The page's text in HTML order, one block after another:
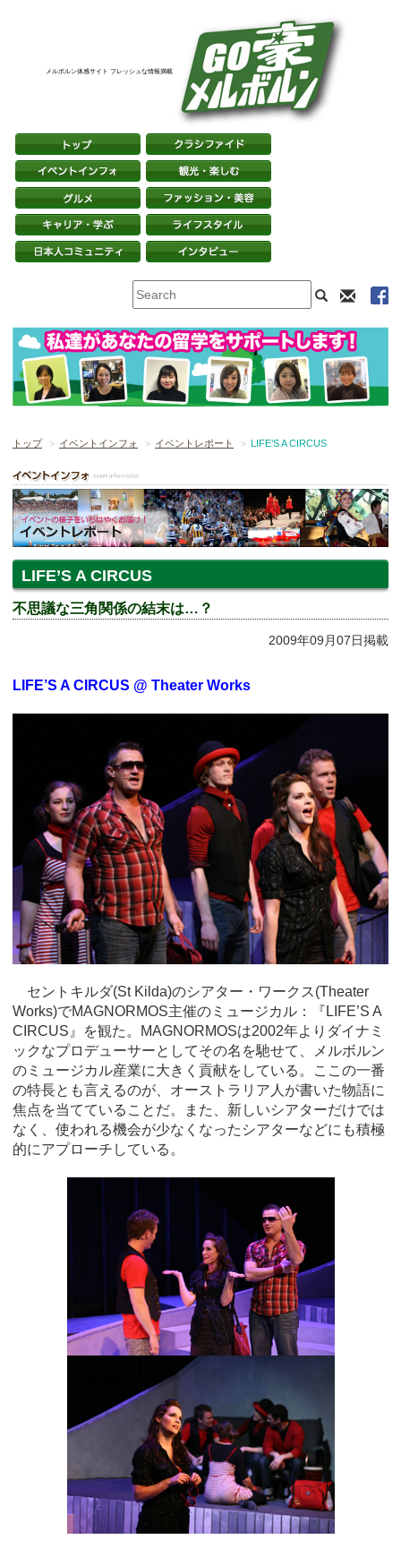
メルボルン体感サイト フレッシュな情報満載
トップ イベントインフォ イベントレポート LIFE’S A CIRCUS
LIFE’S A CIRCUS
不思議な三角関係の結末は…？
2009年09月07日掲載
LIFE’S A CIRCUS @ Theater Works
セントキルダ(St Kilda)のシアター・ワークス(Theater
Works)でMAGNORMOS主催のミュージカル：
『LIFE’S A
CIRCUS 』を観た。 MAGNORMOSは2002年よりダイナミ
ックなプロデューサーとしてその名を馳せて、メルボルン
のミュージカル産業に大きく貢献をしている。ここの一番
の特長とも言えるのが、オーストラリア人が書いた物語に
焦点を当てていることだ。また、新しいシアターだけでは
なく、使われる機会が少なくなったシアターなどにも積極
的にアプローチしている。